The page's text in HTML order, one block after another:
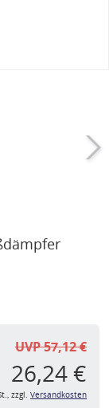
UVP 57,12 €
26,24 €
zzgl. Versandkosten